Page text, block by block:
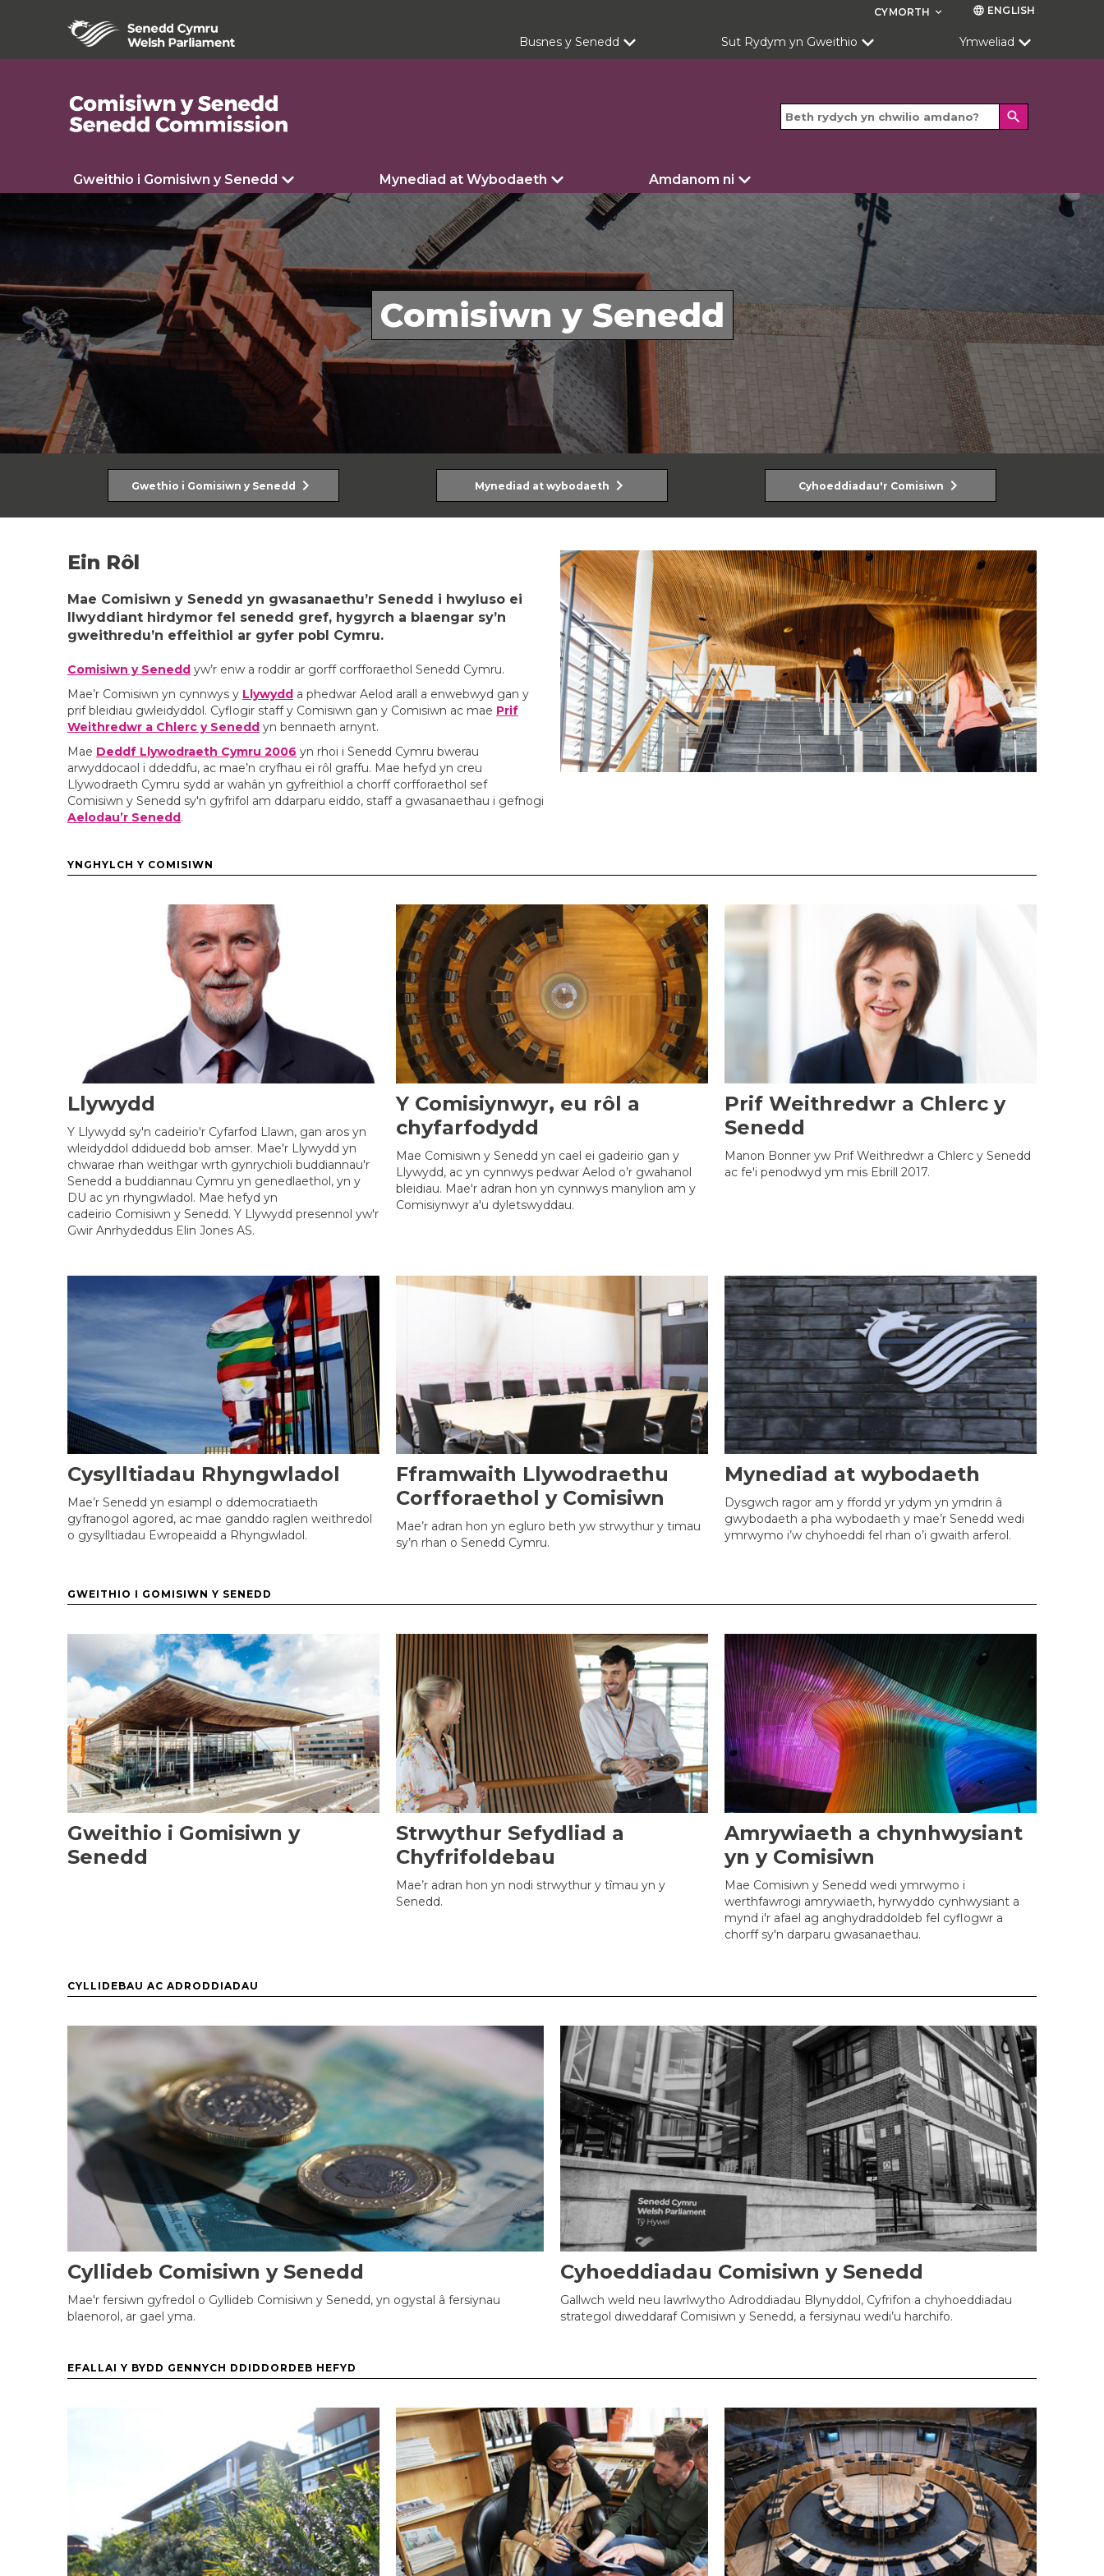
CYMORTH keyboard_arrow_down language ENGLISH
Busnes y Senedd Sut Rydym yn Gweithio Ymweliad
search
Gweithio i Gomisiwn y Senedd Mynediad at Wybodaeth Amdanom ni
Comisiwn y Senedd
Gwethio i Gomisiwn y Senedd chevron_right Mynediad at wybodaeth chevron_right Cyhoeddiadau'r Comisiwn chevron_right
Ein Rôl
Mae Comisiwn y Senedd yn gwasanaethu’r Senedd i hwyluso ei
llwyddiant hirdymor fel senedd gref, hygyrch a blaengar sy’n
gweithredu’n effeithiol ar gyfer pobl Cymru.
Comisiwn y Senedd yw’r enw a roddir ar gorff corfforaethol Senedd Cymru.
Mae’r Comisiwn yn cynnwys y Llywydd a phedwar Aelod arall a enwebwyd gan y
prif bleidiau gwleidyddol. Cyflogir staff y Comisiwn gan y Comisiwn ac mae Prif
Weithredwr a Chlerc y Senedd yn bennaeth arnynt.
Mae Deddf Llywodraeth Cymru 2006 yn rhoi i Senedd Cymru bwerau
arwyddocaol i ddeddfu, ac mae’n cryfhau ei rôl graffu. Mae hefyd yn creu
Llywodraeth Cymru sydd ar wahân yn gyfreithiol a chorff corfforaethol sef
Comisiwn y Senedd sy'n gyfrifol am ddarparu eiddo, staff a gwasanaethau i gefnogi
Aelodau’r Senedd.
YNGHYLCH Y COMISIWN
Llywydd
Y Llywydd sy'n cadeirio'r Cyfarfod Llawn​, gan aros yn
wleidyddol ddiduedd bob amser. Mae'r Llywydd yn
chwarae rhan weithgar wrth gynrychioli buddiannau'r
Senedd a buddiannau Cymru yn genedlaethol, yn y
DU ac yn rhyngwladol. Mae hefyd yn
cadeirio Comisiwn y Senedd. Y Llywydd presennol yw'r
Gwir Anrhydeddus Elin Jones AS.
Y Comisiynwyr, eu rôl a
chyfarfodydd
Mae Comisiwn y Senedd yn cael ei gadeirio gan y
Llywydd, ac yn cynnwys pedwar Aelod o’r gwahanol
bleidiau. Mae'r adran hon yn cynnwys manylion am y
Comisiynwyr a'u dyletswyddau.
Prif Weithredwr a Chlerc y
Senedd
Manon Bonner yw Prif Weithredwr a Chlerc y Senedd
ac fe'i penodwyd ym mis Ebrill 2017.
Cysylltiadau Rhyngwladol
Mae’r Senedd yn esiampl o ddemocratiaeth
gyfranogol agored, ac mae ganddo raglen weithredol
o gysylltiadau Ewropeaidd a Rhyngwladol.
Fframwaith Llywodraethu
Corfforaethol y Comisiwn
Mae’r adran hon yn egluro beth yw strwythur y timau
sy’n rhan o Senedd Cymru.
Mynediad at wybodaeth
Dysgwch ragor am y ffordd yr ydym yn ymdrin â
gwybodaeth a pha wybodaeth y mae’r Senedd wedi
ymrwymo i’w chyhoeddi fel rhan o’i gwaith arferol.
GWEITHIO I GOMISIWN Y SENEDD
Gweithio i Gomisiwn y
Senedd
Strwythur Sefydliad a
Chyfrifoldebau
Mae’r adran hon yn nodi strwythur y tîmau yn y
Senedd.
Amrywiaeth a chynhwysiant
yn y Comisiwn
Mae Comisiwn y Senedd wedi ymrwymo i
werthfawrogi amrywiaeth, hyrwyddo cynhwysiant a
mynd i'r afael ag anghydraddoldeb fel cyflogwr a
chorff sy'n darparu gwasanaethau.
CYLLIDEBAU AC ADRODDIADAU
Cyllideb Comisiwn y Senedd
Mae'r fersiwn gyfredol o Gyllideb Comisiwn y Senedd, yn ogystal â fersiynau
blaenorol, ar gael yma.
Cyhoeddiadau Comisiwn y Senedd
Gallwch weld neu lawrlwytho Adroddiadau Blynyddol, Cyfrifon a chyhoeddiadau
strategol diweddaraf Comisiwn y Senedd, a fersiynau wedi’u harchifo.
EFALLAI Y BYDD GENNYCH DDIDDORDEB HEFYD